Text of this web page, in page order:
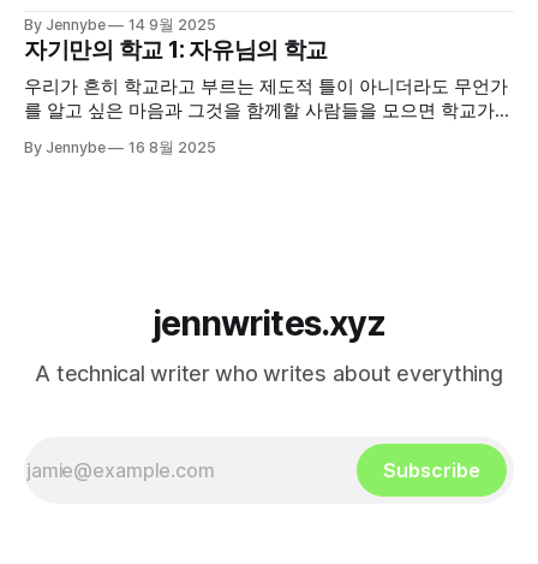
SLASH 컨퍼런스를 위해 연사분들의 장표와 스크립트 검수를
도왔지만, 직접 발표한다는 것은 생각해 본 적이 없었기 때문
이다. 다만 이전에 박씨와 관련해 회사
By Jennybe 14 9월 2025
자기만의 학교 1: 자유님의 학교
우리가 흔히 학교라고 부르는 제도적 틀이 아니더라도 무언가
를 알고 싶은 마음과 그것을 함께할 사람들을 모으면 학교가
속에서 새로운 학교의 가능성을 매번 보고 있다.
By Jennybe 16 8월 2025
jennwrites.xyz
A technical writer who writes about everything
Subscribe